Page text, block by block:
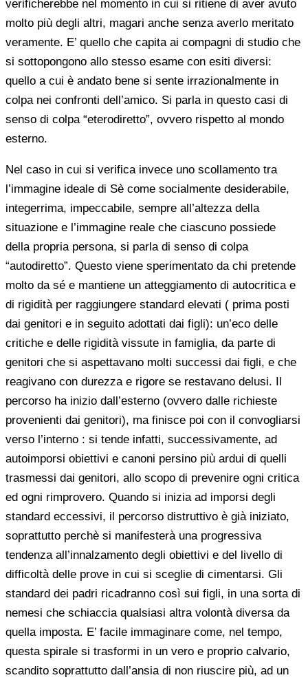
verificherebbe nel momento in cui si ritiene di aver avuto
molto più degli altri, magari anche senza averlo meritato
veramente. E’ quello che capita ai compagni di studio che
si sottopongono allo stesso esame con esiti diversi:
quello a cui è andato bene si sente irrazionalmente in
colpa nei confronti dell’amico. Si parla in questo casi di
senso di colpa “eterodiretto”, ovvero rispetto al mondo
esterno.
Nel caso in cui si verifica invece uno scollamento tra
l’immagine ideale di Sè come socialmente desiderabile,
integerrima, impeccabile, sempre all’altezza della
situazione e l’immagine reale che ciascuno possiede
della propria persona, si parla di senso di colpa
“autodiretto”. Questo viene sperimentato da chi pretende
molto da sé e mantiene un atteggiamento di autocritica e
di rigidità per raggiungere standard elevati ( prima posti
dai genitori e in seguito adottati dai figli): un’eco delle
critiche e delle rigidità vissute in famiglia, da parte di
genitori che si aspettavano molti successi dai figli, e che
reagivano con durezza e rigore se restavano delusi. Il
percorso ha inizio dall’esterno (ovvero dalle richieste
provenienti dai genitori), ma finisce poi con il convogliarsi
verso l’interno : si tende infatti, successivamente, ad
autoimporsi obiettivi e canoni persino più ardui di quelli
trasmessi dai genitori, allo scopo di prevenire ogni critica
ed ogni rimprovero. Quando si inizia ad imporsi degli
standard eccessivi, il percorso distruttivo è già iniziato,
soprattutto perchè si manifesterà una progressiva
tendenza all’innalzamento degli obiettivi e del livello di
difficoltà delle prove in cui si sceglie di cimentarsi. Gli
standard dei padri ricadranno così sui figli, in una sorta di
nemesi che schiaccia qualsiasi altra volontà diversa da
quella imposta. E’ facile immaginare come, nel tempo,
questa spirale si trasformi in un vero e proprio calvario,
scandito soprattutto dall’ansia di non riuscire più, ad un